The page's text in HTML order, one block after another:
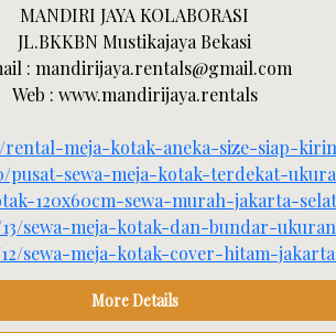
MANDIRI JAYA KOLABORASI
JL.BKKBN Mustikajaya Bekasi
: mandirijaya.rentals@gmail.com
Web : www.mandirijaya.rentals
rental-meja-kotak-aneka-size-siap-
pusat-sewa-meja-kotak-terdekat-
120x60cm-sewa-murah-jakarta-
sewa-meja-kotak-dan-bundar-
sewa-meja-kotak-cover-hitam-
More Details